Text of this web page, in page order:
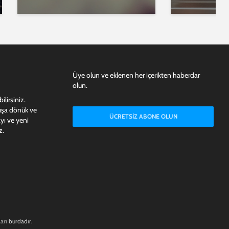
dönük ve
ve yeni
Üye olun ve eklenen her içerikten haberdar
olun.
ÜCRETSIZ ABONE OLUN
burdadır.